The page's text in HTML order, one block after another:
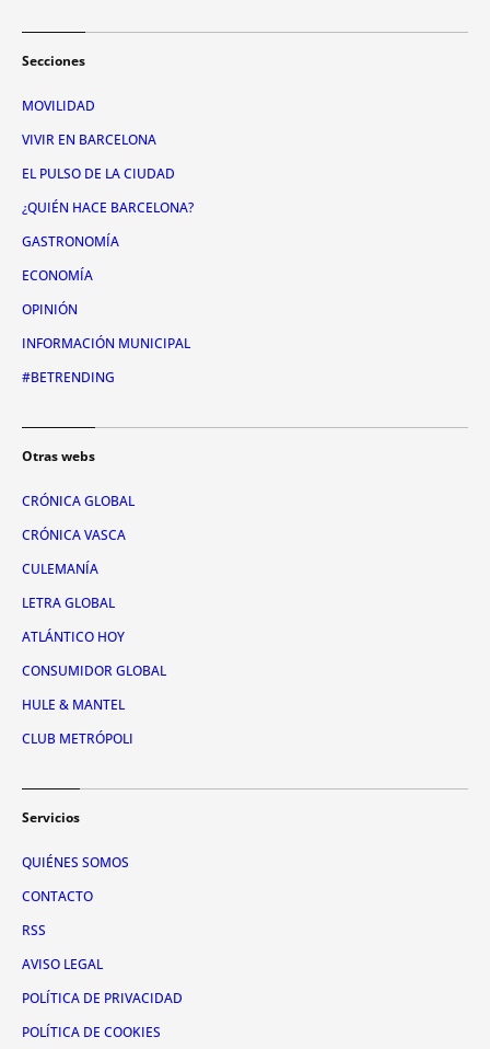
Secciones
MOVILIDAD
VIVIR EN BARCELONA
EL PULSO DE LA CIUDAD
¿QUIÉN HACE BARCELONA?
GASTRONOMÍA
ECONOMÍA
OPINIÓN
INFORMACIÓN MUNICIPAL
#BETRENDING
Otras webs
CRÓNICA GLOBAL
CRÓNICA VASCA
CULEMANÍA
LETRA GLOBAL
ATLÁNTICO HOY
CONSUMIDOR GLOBAL
HULE & MANTEL
CLUB METRÓPOLI
Servicios
QUIÉNES SOMOS
CONTACTO
RSS
AVISO LEGAL
POLÍTICA DE PRIVACIDAD
POLÍTICA DE COOKIES